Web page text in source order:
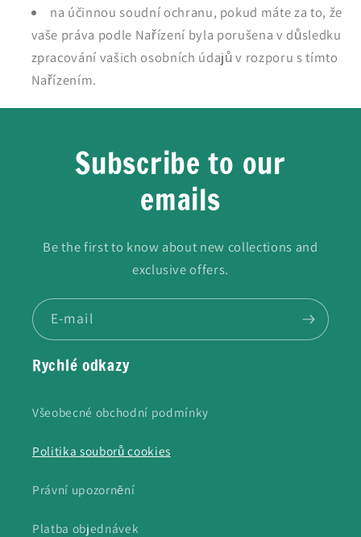
na účinnou soudní ochranu, pokud máte za to, že
vaše práva podle Nařízení byla porušena v důsledku
zpracování vašich osobních údajů v rozporu s tímto
Nařízením.
Subscribe to our
emails
Be the first to know about new collections and
exclusive offers.
E-mail
Rychlé odkazy
Všeobecné obchodní podmínky
Politika souborů cookies
Právní upozornění
Platba objednávek